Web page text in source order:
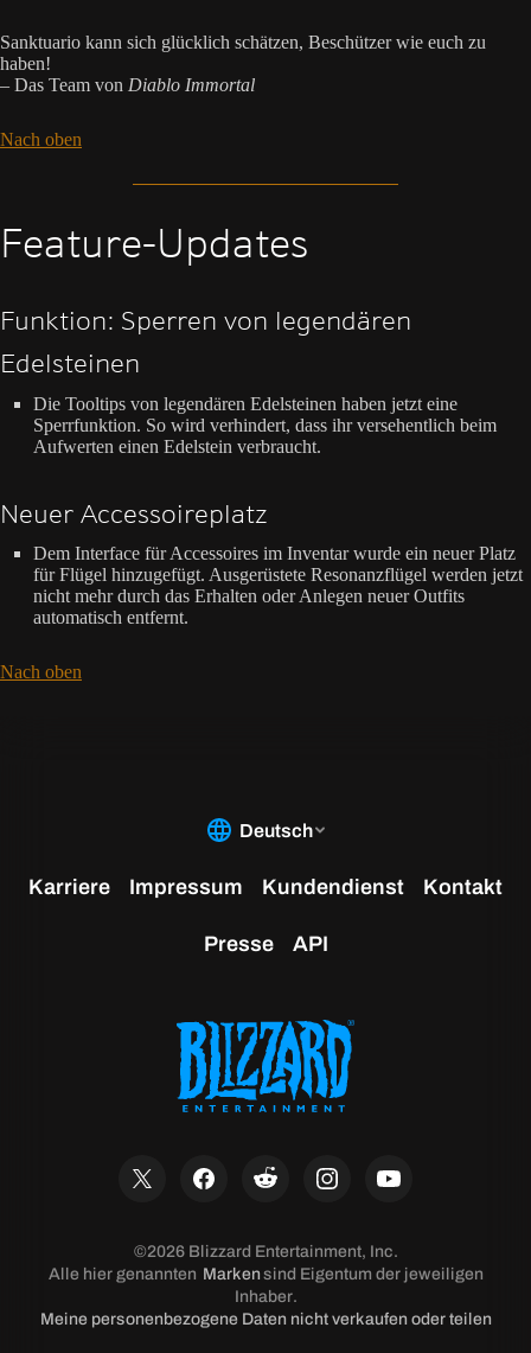
Sanktuario kann sich glücklich schätzen, Beschützer wie euch zu
haben!
– Das Team von Diablo Immortal
Nach oben
Feature-Updates
Funktion: Sperren von legendären
Edelsteinen
Die Tooltips von legendären Edelsteinen haben jetzt eine
Sperrfunktion. So wird verhindert, dass ihr versehentlich beim
Aufwerten einen Edelstein verbraucht.
Neuer Accessoireplatz
Dem Interface für Accessoires im Inventar wurde ein neuer Platz
für Flügel hinzugefügt. Ausgerüstete Resonanzflügel werden jetzt
nicht mehr durch das Erhalten oder Anlegen neuer Outfits
automatisch entfernt.
Nach oben